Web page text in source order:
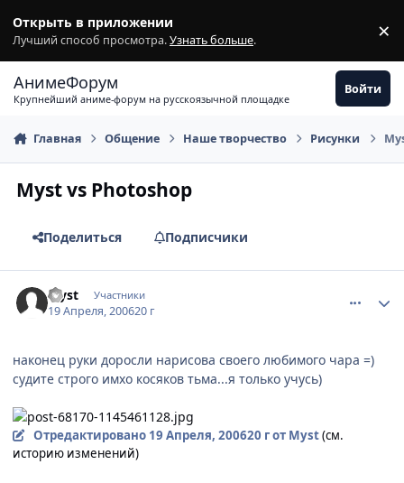
Открыть в приложении
Лучший способ просмотра.Узнать больше. ×
АнимеФорум
Крупнейший аниме-форум на русскоязычной площадке
Войти
Главная Общение Наше творчество Рисунки
Myst vs Photoshop
Поделиться Подписчики
Myst Участники
19 Апреля, 200620 г
наконец руки доросли нарисова своего любимого чара =)
судите строго имхо косяков тьма...я только учусь)
Отредактировано 19 Апреля, 200620 гот Myst(см.
историю изменений)